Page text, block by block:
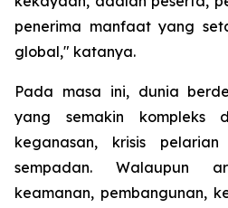
penerima manfaat yang
global," katanya.
Pada masa ini, dunia
yang semakin kompleks
keganasan, krisis
sempadan. Walaupun
keamanan, pembangunan,